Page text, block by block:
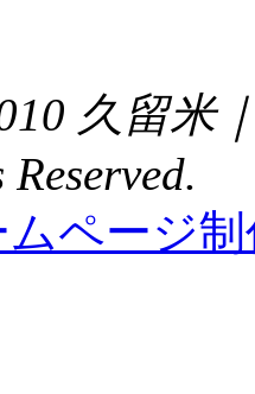
久留米
ページ